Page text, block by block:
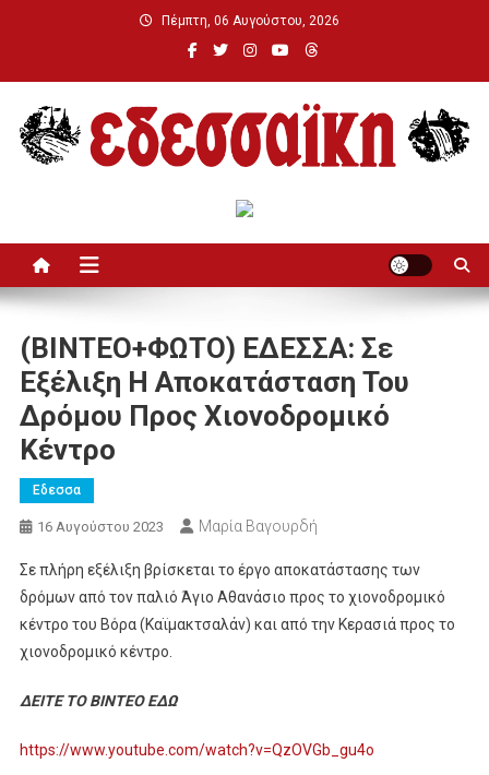
Πέμπτη, 06 Αυγούστου, 2026
(ΒΙΝΤΕΟ+ΦΩΤΟ) ΕΔΕΣΣΑ: Σε
Εξέλιξη Η Αποκατάσταση Του
Δρόμου Προς Χιονοδρομικό
Κέντρο
Εδεσσα
16 Αυγούστου 2023 Μαρία Βαγουρδή
Σε πλήρη εξέλιξη βρίσκεται το έργο αποκατάστασης των
δρόμων από τον παλιό Άγιο Αθανάσιο προς το χιονοδρομικό
κέντρο του Βόρα (Καϊμακτσαλάν) και από την Κερασιά προς το
χιονοδρομικό κέντρο.
ΔΕΙΤΕ ΤΟ ΒΙΝΤΕΟ ΕΔΩ
https://www.youtube.com/watch?v=QzOVGb_gu4o